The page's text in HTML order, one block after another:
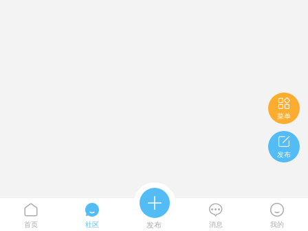

菜单

发布

首页

社区

发布

消息

我的